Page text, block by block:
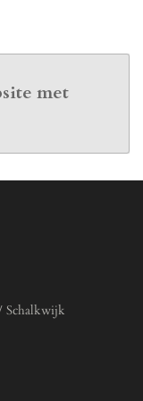
met
Schalkwijk